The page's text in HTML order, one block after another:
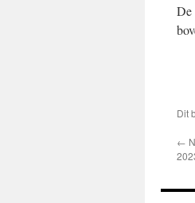
De
Dit
←